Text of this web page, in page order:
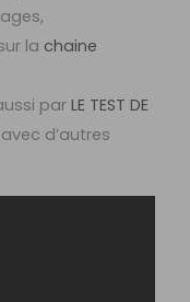
la chaine
parLE TEST DE
d’autres